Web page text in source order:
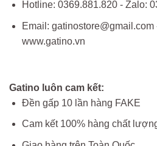
Hotline: 0369.881.820 - Zalo:
Email:
www.gatino.vn
Gatino luôn cam kết:
Đền gấp 10 lần hàng FAKE
Cam kết 100% hàng chất